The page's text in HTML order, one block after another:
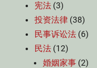
宪法 (3)
投资法律 (38)
民事诉讼法 (6)
民法 (12)
婚姻家事 (2)